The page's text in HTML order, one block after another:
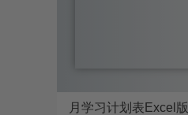
月学习计划表Excel版